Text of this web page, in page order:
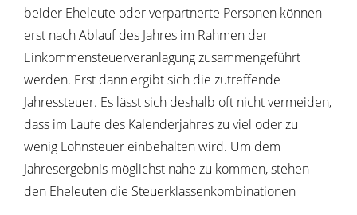
beider Eheleute oder verpartnerte Personen können
erst nach Ablauf des Jahres im Rahmen der
Einkommensteuerveranlagung zusammengeführt
werden. Erst dann ergibt sich die zutreffende
Jahressteuer. Es lässt sich deshalb oft nicht vermeiden,
dass im Laufe des Kalenderjahres zu viel oder zu
wenig Lohnsteuer einbehalten wird. Um dem
Jahresergebnis möglichst nahe zu kommen, stehen
den Eheleuten die Steuerklassenkombinationen